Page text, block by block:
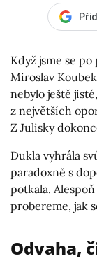
Když jsme se
Miroslav
nebylo ještě
z největších
Z Julisky
Dukla vyhrála
paradoxně s
potkala.
probereme, jak
Odvaha,